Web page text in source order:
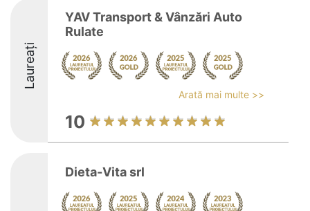
Laureați
YAV Transport & Vânzări Auto
Rulate
Arată mai multe >>
10
Dieta-Vita srl